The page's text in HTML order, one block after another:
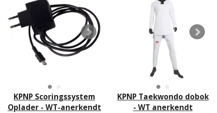
KPNP Scoringssystem
Oplader - WT-anerkendt
KPNP Taekwondo dobok
- WT anerkendt